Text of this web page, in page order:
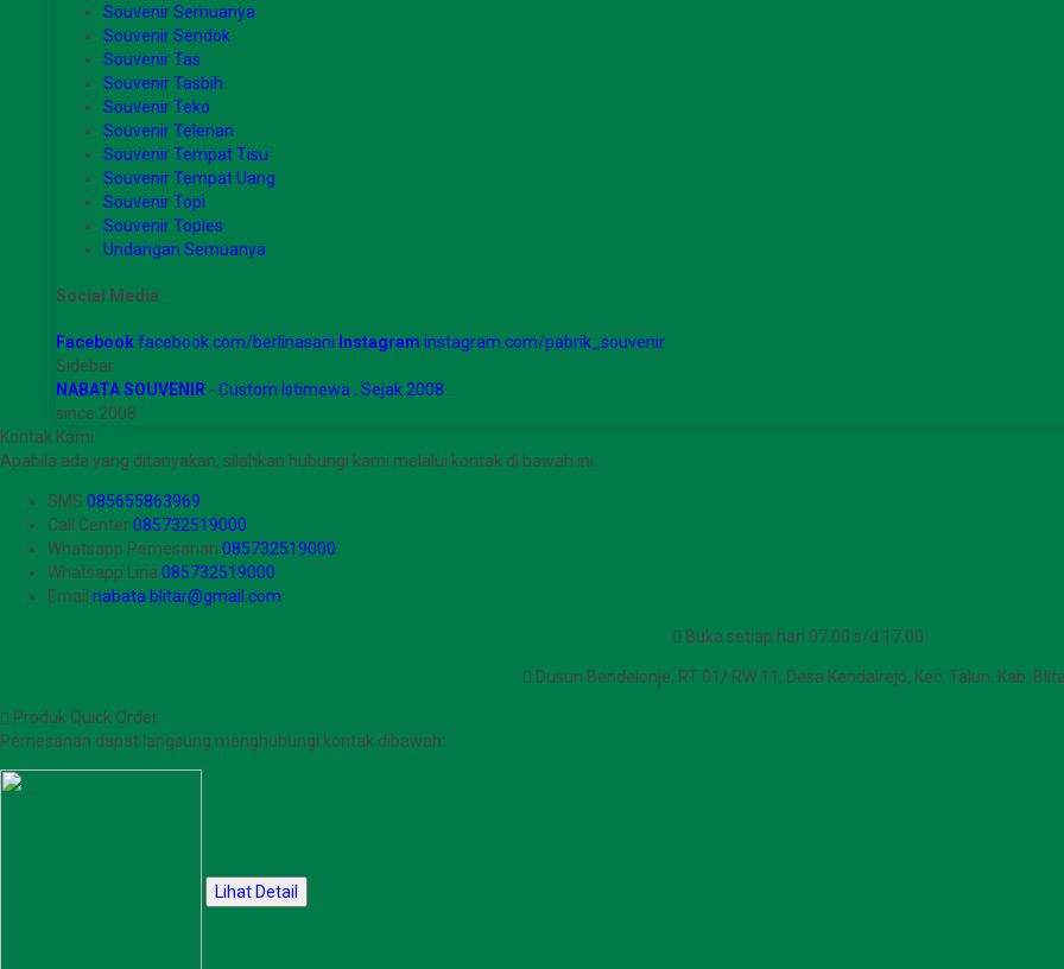
Souvenir Semuanya
Souvenir Sendok
Souvenir Tas
Souvenir Tasbih
Souvenir Teko
Souvenir Telenan
Souvenir Tempat Tisu
Souvenir Tempat Uang
Souvenir Topi
Souvenir Toples
Undangan Semuanya
Social Media
Facebookfacebook.com/berlinasani Instagram instagram.com/pabrik_souvenir
Sidebar
NABATA SOUVENIR - Custom Istimewa , Sejak 2008 .
since 2008
Kontak Kami
Apabila ada yang ditanyakan, silahkan hubungi kami melalui kontak di bawah ini.
SMS 085655863969
Call Center085732519000
Whatsapp Pemesanan 085732519000
Whatsapp Lina 085732519000
Email nabata.blitar@gmail.com
Buka setiap hari 07.00 s/d 17.00
Dusun Bendelonje, RT 01/ RW 11, Desa Kendalrejo, Kec. Talun. Kab.
Produk Quick Order
Pemesanan dapat langsung menghubungi kontak dibawah:
Lihat Detail